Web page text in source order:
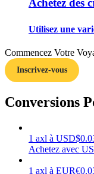
Guide
Achetez des
Utilisez une
Commencez Votre
Inscrivez-vous
Conversions
1 axl à USD$
Achetez avec
1 axl à EUR€